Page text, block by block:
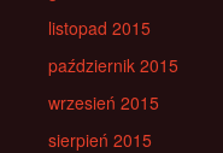
listopad 2015
październik 2015
wrzesień 2015
sierpień 2015